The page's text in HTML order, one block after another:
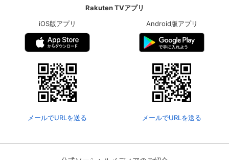
Rakuten TVアプリ
iOS版アプリ
メールでURLを送る
Android版アプリ
メールでURLを送る